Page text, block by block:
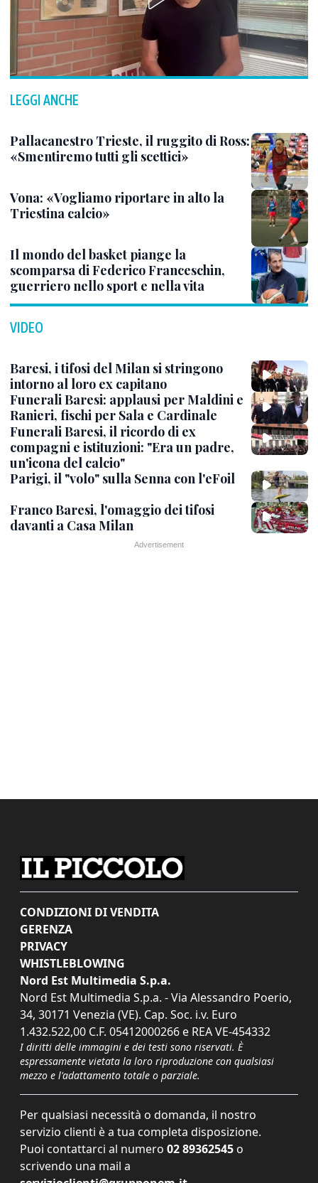
LEGGI ANCHE
Pallacanestro Trieste, il ruggito di Ross:
«Smentiremo tutti gli scettici»
Vona: «Vogliamo riportare in alto la
Triestina calcio»
Il mondo del basket piange la
scomparsa di Federico Franceschin,
guerriero nello sport e nella vita
VIDEO
Baresi, i tifosi del Milan si stringono
intorno al loro ex capitano
Funerali Baresi: applausi per Maldini e
Ranieri, fischi per Sala e Cardinale
Funerali Baresi, il ricordo di ex
compagni e istituzioni: "Era un padre,
un'icona del calcio"
Parigi, il "volo" sulla Senna con l'eFoil
Franco Baresi, l'omaggio dei tifosi
davanti a Casa Milan
CONDIZIONI DI VENDITA
GERENZA
PRIVACY
WHISTLEBLOWING
Nord Est Multimedia S.p.a.
Nord Est Multimedia S.p.a. - Via Alessandro Poerio,
34, 30171 Venezia (VE). Cap. Soc. i.v. Euro
1.432.522,00 C.F. 05412000266 e REA VE-454332
I diritti delle immagini e dei testi sono riservati. È
espressamente vietata la loro riproduzione con qualsiasi
mezzo e l'adattamento totale o parziale.
Per qualsiasi necessità o domanda, il nostro
servizio clienti è a tua completa disposizione.
Puoi contattarci al numero 02 89362545 o
scrivendo una mail a